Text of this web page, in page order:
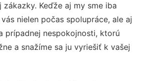
zákazky. Keďže aj my sme iba
nielen počas spolupráce, ale aj
prípadnej nespokojnosti, ktorú
a snažíme sa ju vyriešiť k vašej